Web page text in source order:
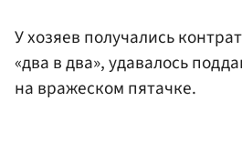
У хозяев получались
«два в два», удавалось
на вражеском пятачке.